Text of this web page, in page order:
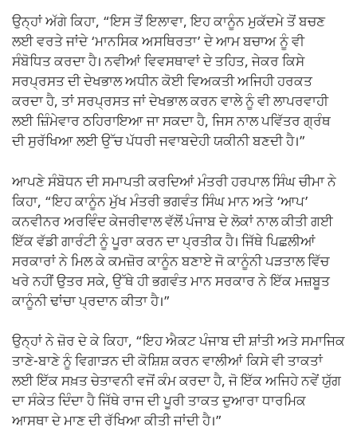
ਉਨ੍ਹਾਂ ਅੱਗੇ ਕਿਹਾ, “ਇਸ ਤੋਂ ਇਲਾਵਾ, ਇਹ ਕਾਨੂੰਨ ਮੁਕੱਦਮੇ ਤੋਂ ਬਚਣ
ਲਈ ਵਰਤੇ ਜਾਂਦੇ ‘ਮਾਨਸਿਕ ਅਸਥਿਰਤਾ’ ਦੇ ਆਮ ਬਚਾਅ ਨੂੰ ਵੀ
ਸੰਬੋਧਿਤ ਕਰਦਾ ਹੈ। ਨਵੀਆਂ ਵਿਵਸਥਾਵਾਂ ਦੇ ਤਹਿਤ, ਜੇਕਰ ਕਿਸੇ
ਸਰਪ੍ਰਸਤ ਦੀ ਦੇਖਭਾਲ ਅਧੀਨ ਕੋਈ ਵਿਅਕਤੀ ਅਜਿਹੀ ਹਰਕਤ
ਕਰਦਾ ਹੈ, ਤਾਂ ਸਰਪ੍ਰਸਤ ਜਾਂ ਦੇਖਭਾਲ ਕਰਨ ਵਾਲੇ ਨੂੰ ਵੀ ਲਾਪਰਵਾਹੀ
ਲਈ ਜ਼ਿੰਮੇਵਾਰ ਠਹਿਰਾਇਆ ਜਾ ਸਕਦਾ ਹੈ, ਜਿਸ ਨਾਲ ਪਵਿੱਤਰ ਗ੍ਰੰਥ
ਦੀ ਸੁਰੱਖਿਆ ਲਈ ਉੱਚ ਪੱਧਰੀ ਜਵਾਬਦੇਹੀ ਯਕੀਨੀ ਬਣਦੀ ਹੈ।”
ਆਪਣੇ ਸੰਬੋਧਨ ਦੀ ਸਮਾਪਤੀ ਕਰਦਿਆਂ ਮੰਤਰੀ ਹਰਪਾਲ ਸਿੰਘ ਚੀਮਾ ਨੇ
ਕਿਹਾ, “ਇਹ ਕਾਨੂੰਨ ਮੁੱਖ ਮੰਤਰੀ ਭਗਵੰਤ ਸਿੰਘ ਮਾਨ ਅਤੇ ‘ਆਪ’
ਕਨਵੀਨਰ ਅਰਵਿੰਦ ਕੇਜਰੀਵਾਲ ਵੱਲੋਂ ਪੰਜਾਬ ਦੇ ਲੋਕਾਂ ਨਾਲ ਕੀਤੀ ਗਈ
ਇੱਕ ਵੱਡੀ ਗਾਰੰਟੀ ਨੂੰ ਪੂਰਾ ਕਰਨ ਦਾ ਪ੍ਰਤੀਕ ਹੈ। ਜਿੱਥੇ ਪਿਛਲੀਆਂ
ਸਰਕਾਰਾਂ ਨੇ ਮਿਲ ਕੇ ਕਮਜ਼ੋਰ ਕਾਨੂੰਨ ਬਣਾਏ ਜੋ ਕਾਨੂੰਨੀ ਪੜਤਾਲ ਵਿੱਚ
ਖਰੇ ਨਹੀਂ ਉਤਰ ਸਕੇ, ਉੱਥੇ ਹੀ ਭਗਵੰਤ ਮਾਨ ਸਰਕਾਰ ਨੇ ਇੱਕ ਮਜ਼ਬੂਤ
ਕਾਨੂੰਨੀ ਢਾਂਚਾ ਪ੍ਰਦਾਨ ਕੀਤਾ ਹੈ।”
ਉਨ੍ਹਾਂ ਨੇ ਜ਼ੋਰ ਦੇ ਕੇ ਕਿਹਾ, “ਇਹ ਐਕਟ ਪੰਜਾਬ ਦੀ ਸ਼ਾਂਤੀ ਅਤੇ ਸਮਾਜਿਕ
ਤਾਣੇ-ਬਾਣੇ ਨੂੰ ਵਿਗਾੜਨ ਦੀ ਕੋਸ਼ਿਸ਼ ਕਰਨ ਵਾਲੀਆਂ ਕਿਸੇ ਵੀ ਤਾਕਤਾਂ
ਲਈ ਇੱਕ ਸਖ਼ਤ ਚੇਤਾਵਨੀ ਵਜੋਂ ਕੰਮ ਕਰਦਾ ਹੈ, ਜੋ ਇੱਕ ਅਜਿਹੇ ਨਵੇਂ ਯੁੱਗ
ਦਾ ਸੰਕੇਤ ਦਿੰਦਾ ਹੈ ਜਿੱਥੇ ਰਾਜ ਦੀ ਪੂਰੀ ਤਾਕਤ ਦੁਆਰਾ ਧਾਰਮਿਕ
ਆਸਥਾ ਦੇ ਮਾਣ ਦੀ ਰੱਖਿਆ ਕੀਤੀ ਜਾਂਦੀ ਹੈ।”